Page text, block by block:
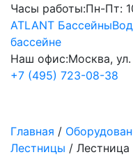
Часы работы:Пн-Пт:
ATLANT Бассейны
бассейне
Наш офис:Москва,
+7 (495) 723-08-38
Главная /
Лестницы / Лестница